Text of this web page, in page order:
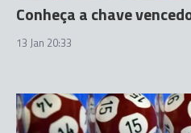
Conheça a chave
13 Jan 20:33